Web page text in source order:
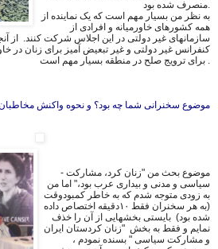
به نظر من بسیار مهم است که یک نماینده از
همه کشورهای خاورمیانه و افرادى از
سازمانهاى غیر دولتی در این اجلاس شرکت کنند. از
کنفرانس غیر دولتی و غیر تبعیض آمیز برای زنان در
موضوع سخنرانى شما چه بود؟ و نحوه واکنش مخاطبان
- موضوع بحث من "زنان کرد، مشارکت
سیاسی و مدنی و بیداری عرب بود،" اما من
به زودی متوجه شدم که به خاطر کمبودوقت
(به هر سخنران فقط ١٠دقیقه اختصاص داده
شده بود) بایستى بخشهایی از آن را خذف
نمايم و فقط به بخش "زنان کردستان ایران
و مشارکت سیاسی " بسنده نمودم ،